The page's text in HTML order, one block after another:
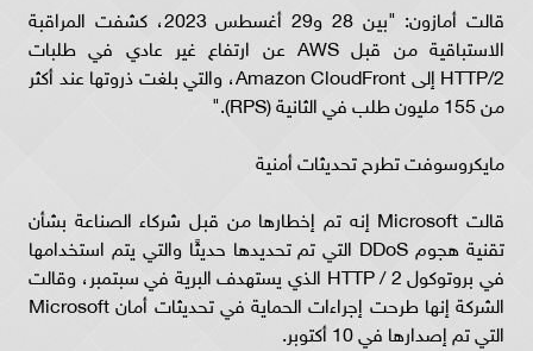
قالت أمازون: "بين 28 و29 أغسطس 2023، كشفت المراقبة
الاستباقية من قبل AWS عن ارتفاع غير عادي في طلبات
HTTP/2 إلى Amazon CloudFront، والتي بلغت ذروتها عند أكثر
من 155 مليون طلب في الثانية (RPS)."
مايكروسوفت تطرح تحديثات أمنية
قالت Microsoft إنه تم إخطارها من قبل شركاء الصناعة بشأن
تقنية هجوم DDoS التي تم تحديدها حديثًا والتي يتم استخدامها
في بروتوكول HTTP / 2 الذي يستهدف البرية في سبتمبر، وقالت
الشركة إنها طرحت إجراءات الحماية في تحديثات أمان Microsoft
التي تم إصدارها في 10 أكتوبر.